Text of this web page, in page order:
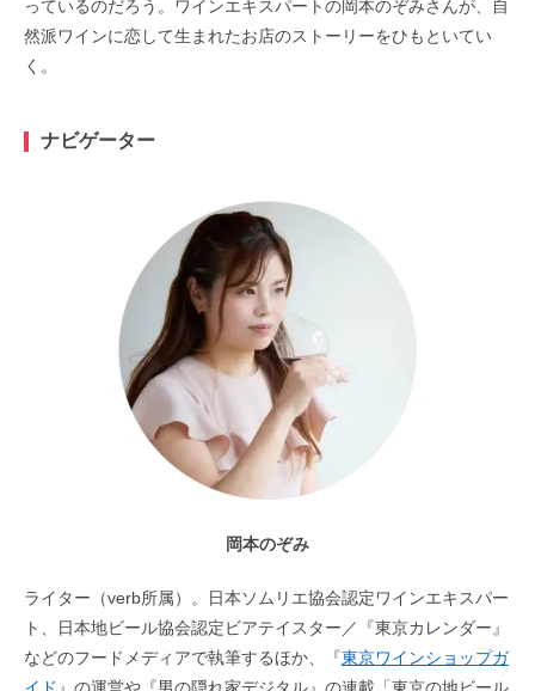
っているのだろう。ワインエキスパートの岡本のぞみさんが、自
然派ワインに恋して生まれたお店のストーリーをひもといてい
く。
ナビゲーター
岡本のぞみ
ライター（verb所属）。日本ソムリエ協会認定ワインエキスパー
ト、日本地ビール協会認定ビアテイスター／『東京カレンダー』
などのフードメディアで執筆するほか、『東京ワインショップガ